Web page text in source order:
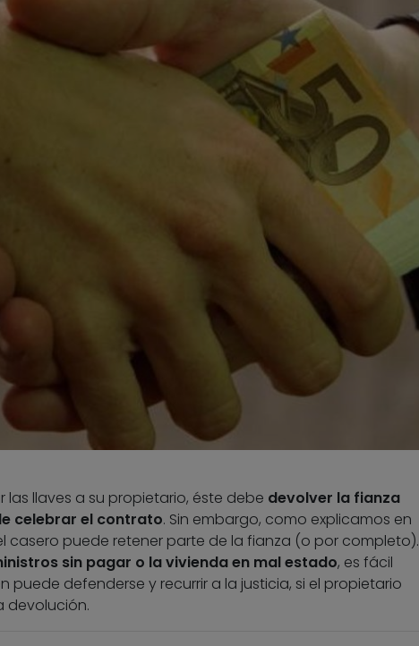
las llaves a su propietario, éste debe devolver la fianza
celebrar el contrato. Sin embargo, como explicamos en
casero puede retener parte de la fianza (o por completo).
sin pagar o la vivienda en mal estado, es fácil
puede defenderse y recurrir a la justicia, si el propietario
devolución.